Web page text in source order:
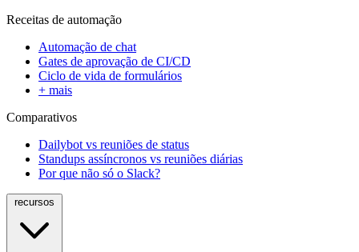
Receitas de automação
Automação de chat
Gates de aprovação de CI/CD
Ciclo de vida de formulários
+ mais
Comparativos
Dailybot vs reuniões de status
Standups assíncronos vs reuniões diárias
Por que não só o Slack?